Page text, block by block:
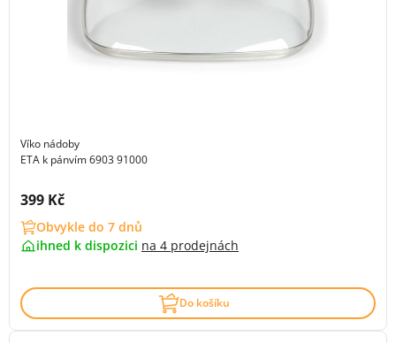
Víko nádoby
ETA k pánvím 6903 91000
Cena s DPH:
399 Kč
Obvykle do 7 dnů
ihned k dispozici na 4 prodejnách
Do košíku